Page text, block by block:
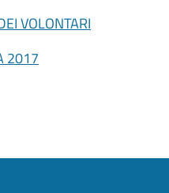
VOLONTARI
2017